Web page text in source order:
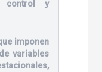
control y
imponen
variables